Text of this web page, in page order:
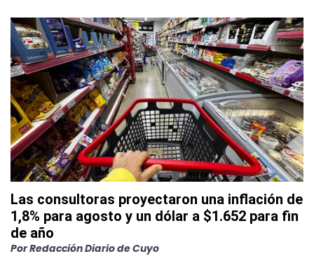
Las consultoras proyectaron una inflación de
1,8% para agosto y un dólar a $1.652 para fin
de año
PorRedacción Diario de Cuyo